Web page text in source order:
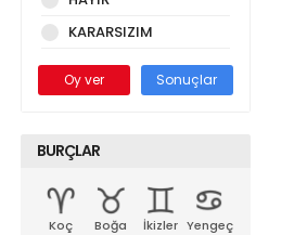
KARARSIZIM
Oy ver Sonuçlar
BURÇLAR
Koç Boğa İkizler Yengeç